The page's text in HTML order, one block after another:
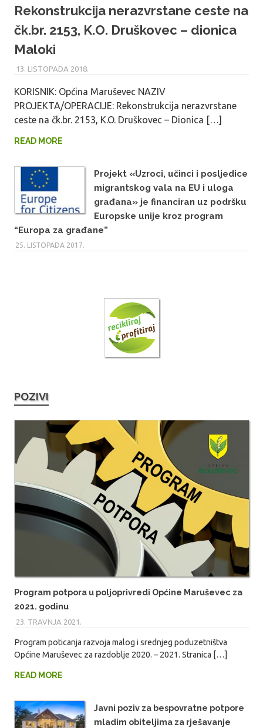
Rekonstrukcija nerazvrstane ceste na
čk.br. 2153, K.O. Druškovec – dionica
Maloki
13. LISTOPADA 2018.
KORISNIK: Općina Maruševec NAZIV
PROJEKTA/OPERACIJE: Rekonstrukcija nerazvrstane
ceste na čk.br. 2153, K.O. Druškovec – Dionica […]
READ MORE
Projekt «Uzroci, učinci i posljedice
migrantskog vala na EU i uloga
građana» je financiran uz podršku
Europske unije kroz program
“Europa za građane”
25. LISTOPADA 2017.
POZIVI
Program potpora u poljoprivredi Općine Maruševec za
2021. godinu
23. TRAVNJA 2021.
Program poticanja razvoja malog i srednjeg poduzetništva
Općine Maruševec za razdoblje 2020. – 2021. Stranica […]
READ MORE
Javni poziv za bespovratne potpore
mladim obiteljima za rješavanje